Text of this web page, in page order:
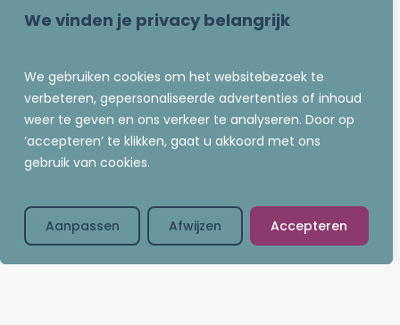
We vinden je privacy belangrijk
We gebruiken cookies om het websitebezoek te
verbeteren, gepersonaliseerde advertenties of inhoud
weer te geven en ons verkeer te analyseren. Door op
‘accepteren’ te klikken, gaat u akkoord met ons
gebruik van cookies.
Aanpassen Afwijzen Accepteren
jou?